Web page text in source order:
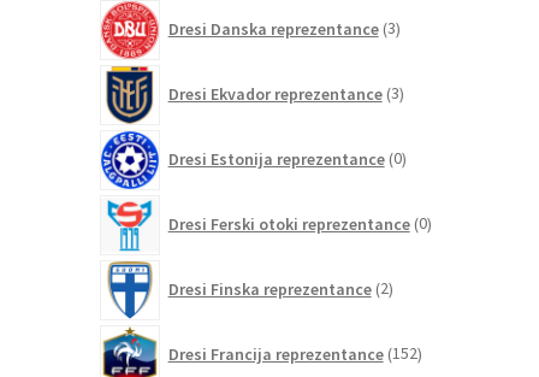
Dresi Danska reprezentance 3izdelki
Dresi Ekvador reprezentance 3izdelki
Dresi Estonija reprezentance 0izdelkov
Dresi Ferski otoki reprezentance 0izdelkov
Dresi Finska reprezentance 2izdelka
Dresi Francija reprezentance 152izdelkov